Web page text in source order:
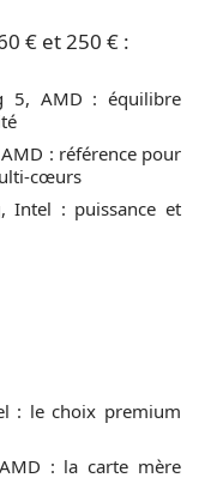
€ et 250 € :
5, AMD : équilibre
: référence pour
cœurs
Intel : puissance et
: le choix premium
: la carte mère